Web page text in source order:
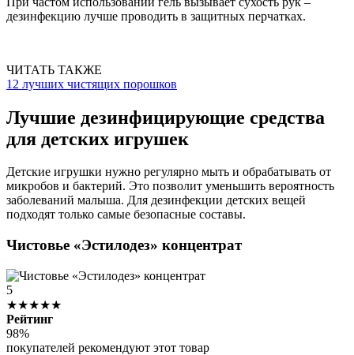
дезинфекцию лучше проводить в защитных перчатках.
ЧИТАТЬ ТАКЖЕ
12 лучших чистящих порошков
Лучшие дезинфицирующие средства
для детских игрушек
Детские игрушки нужно регулярно мыть и обрабатывать от
микробов и бактерий. Это позволит уменьшить вероятность
заболеваний малыша. Для дезинфекции детских вещей
подходят только самые безопасные составы.
Чистовье «Эстилодез» концентрат
5
★★★★★
Рейтинг
98%
покупателей рекомендуют этот товар